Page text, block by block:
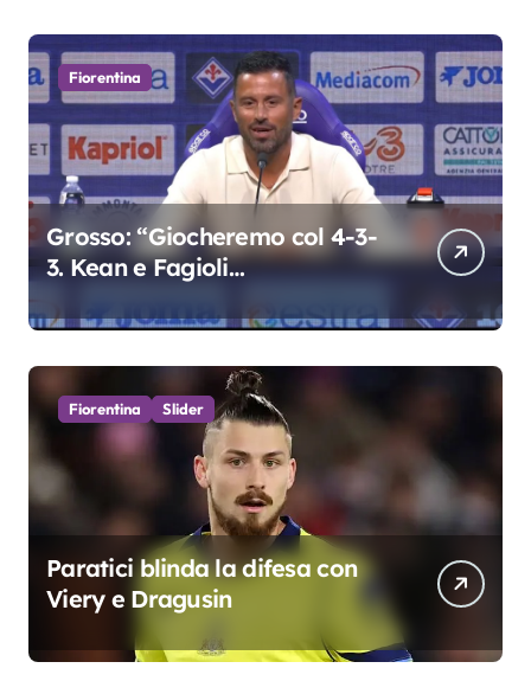
Fiorentina
Grosso: “Giocheremo col 4-3-
3. Kean e Fagioli
colpo”
Fiorentina Slider
Paratici blinda la difesa con
Viery e Dragusin